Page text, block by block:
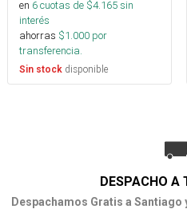
en 6cuotas de $4.165sin
interés
ahorras $1.000 por
transferencia.
Sin stock disponible
DESPACHO A
Despachamos Gratis a